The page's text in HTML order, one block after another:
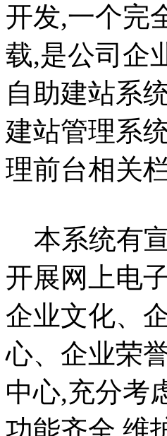
开发,一个完
载,是公司企
自助建站系
建站管理系
理前台相关
本系统有
开展网上电
企业文化、
心、企业荣
中心,充分考
功能齐全,维